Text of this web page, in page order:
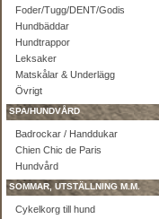
Foder/Tugg/DENT/Godis
Hundbäddar
Hundtrappor
Leksaker
Matskålar & Underlägg
Övrigt
SPA/HUNDVÅRD
Badrockar / Handdukar
Chien Chic de Paris
Hundvård
SOMMAR, UTSTÄLLNING M.M.
Cykelkorg till hund